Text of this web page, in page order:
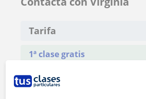
Tarifa
1ª clase gratis